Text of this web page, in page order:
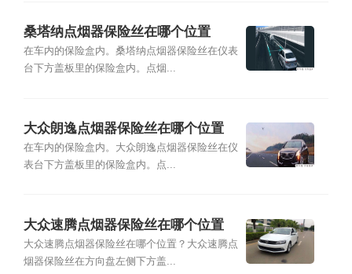
桑塔纳点烟器保险丝在哪个位置
在车内的保险盒内。桑塔纳点烟器保险丝在仪表
台下方盖板里的保险盒内。点烟...
大众朗逸点烟器保险丝在哪个位置
在车内的保险盒内。大众朗逸点烟器保险丝在仪
表台下方盖板里的保险盒内。点...
大众速腾点烟器保险丝在哪个位置
大众速腾点烟器保险丝在哪个位置？大众速腾点
烟器保险丝在方向盘左侧下方盖...